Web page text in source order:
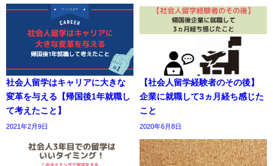
社会人留学はキャリアに大きな
変革を与える【帰国後1年就職し
て考えたこと】
2021年2月9日
【社会人留学経験者のその後】
企業に就職して3ヵ月経ち感じた
こと
2020年6月8日